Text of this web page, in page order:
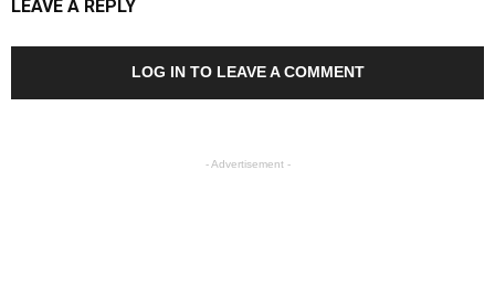
LEAVE A REPLY
LOG IN TO LEAVE A COMMENT
- Advertisement -